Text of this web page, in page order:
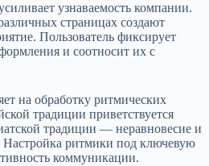
узнаваемость компании.
страницах создают
Пользователь фиксирует
и соотносит их с
на обработку ритмических
традиции приветствуется
традиции — неравновесие и
Настройка ритмики под ключевую
коммуникации.